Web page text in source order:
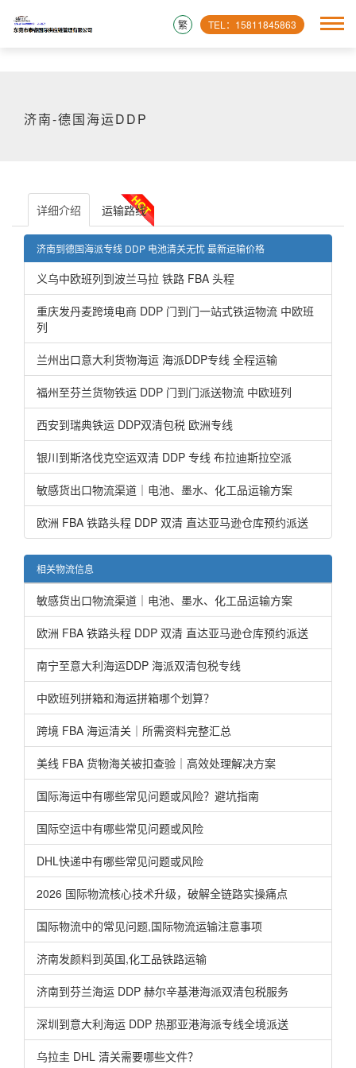
TEL：15811845863
繁
济南-德国海运DDP
详细介绍 运输路线
济南到德国海派专线 DDP 电池清关无忧 最新运输价格
义乌中欧班列到波兰马拉 铁路 FBA 头程
重庆发丹麦跨境电商 DDP 门到门一站式铁运物流 中欧班
列
兰州出口意大利货物海运 海派DDP专线 全程运输
福州至芬兰货物铁运 DDP 门到门派送物流 中欧班列
西安到瑞典铁运 DDP双清包税 欧洲专线
银川到斯洛伐克空运双清 DDP 专线 布拉迪斯拉空派
敏感货出口物流渠道｜电池、墨水、化工品运输方案
欧洲 FBA 铁路头程 DDP 双清 直达亚马逊仓库预约派送
相关物流信息
敏感货出口物流渠道｜电池、墨水、化工品运输方案
欧洲 FBA 铁路头程 DDP 双清 直达亚马逊仓库预约派送
南宁至意大利海运DDP 海派双清包税专线
中欧班列拼箱和海运拼箱哪个划算？
跨境 FBA 海运清关｜所需资料完整汇总
美线 FBA 货物海关被扣查验｜高效处理解决方案
国际海运中有哪些常见问题或风险？避坑指南
国际空运中有哪些常见问题或风险
DHL快递中有哪些常见问题或风险
2026 国际物流核心技术升级，破解全链路实操痛点
国际物流中的常见问题,国际物流运输注意事项
济南发颜料到英国,化工品铁路运输
济南到芬兰海运 DDP 赫尔辛基港海派双清包税服务
深圳到意大利海运 DDP 热那亚港海派专线全境派送
乌拉圭 DHL 清关需要哪些文件？